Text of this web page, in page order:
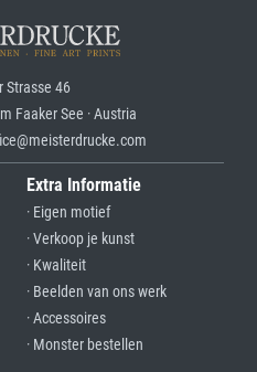
Strasse 46
Faaker See · Austria
Extra Informatie
· Eigen motief
· Verkoop je kunst
· Kwaliteit
· Beelden van ons werk
· Accessoires
· Monster bestellen